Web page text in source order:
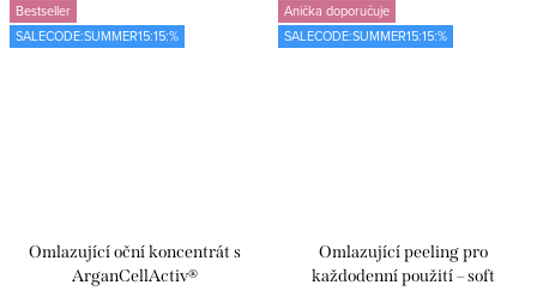
Bestseller
SALECODE:SUMMER15:15:%
Omlazující oční koncentrát s
ArganCellActiv®
Anička doporučuje
SALECODE:SUMMER15:15:%
Omlazující peeling pro
každodenní použití – soft